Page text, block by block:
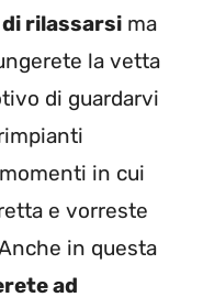
rilassarsi ma
la vetta
di guardarvi
in cui
e vorreste
in questa
ad